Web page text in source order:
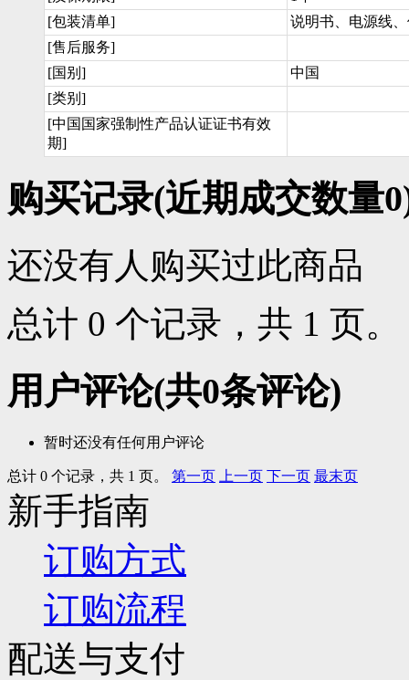
[包装清单]
说明书、电源线
[售后服务]
[国别]
中国
[类别]
[中国国家强制性产品认证证书有效
期]
购买记录(近期成交数量0
还没有人购买过此商品
总计 0 个记录，共 1 页。
用户评论(共0条评论)
暂时还没有任何用户评论
总计 0 个记录，共 1 页。 第一页 上一页 下一页 最末页
新手指南
订购方式
订购流程
配送与支付